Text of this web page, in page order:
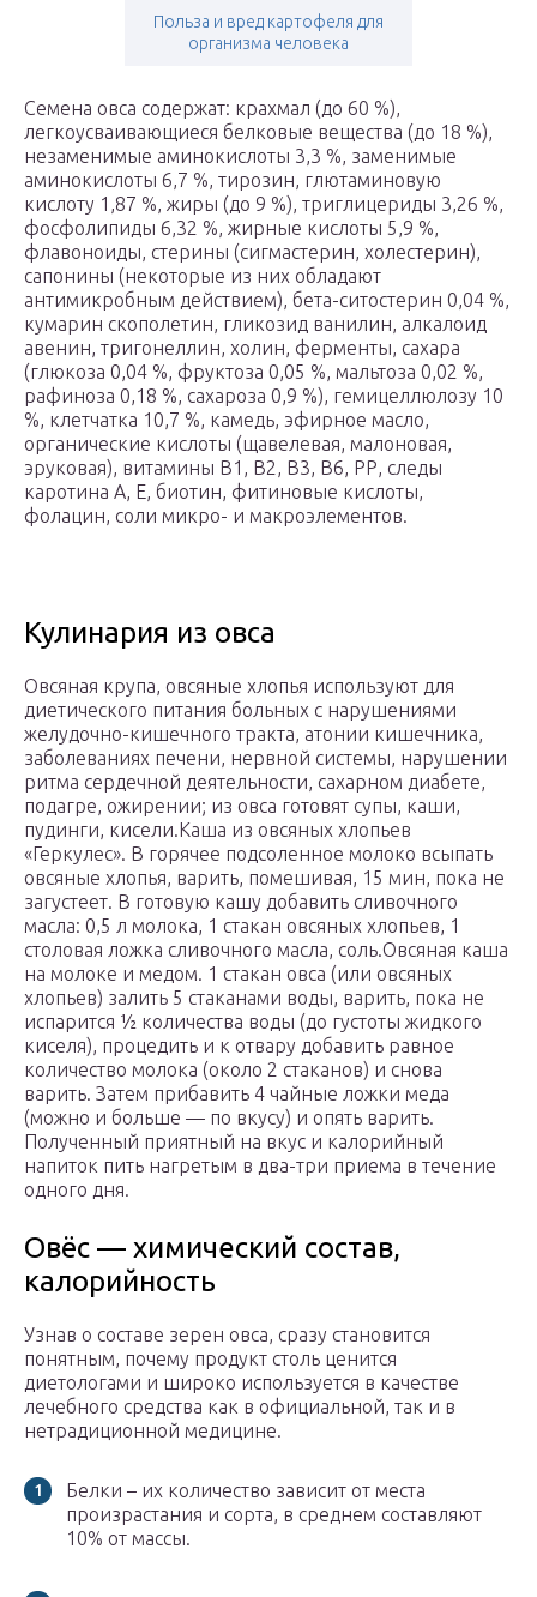
Польза и вред картофеля для
организма человека
Семена овса содержат: крахмал (до 60 %),
легкоусваивающиеся белковые вещества (до 18 %),
незаменимые аминокислоты 3,3 %, заменимые
аминокислоты 6,7 %, тирозин, глютаминовую
кислоту 1,87 %, жиры (до 9 %), триглицериды 3,26 %,
фосфолипиды 6,32 %, жирные кислоты 5,9 %,
флавоноиды, стерины (сигмастерин, холестерин),
сапонины (некоторые из них обладают
антимикробным действием), бета-ситостерин 0,04 %,
кумарин скополетин, гликозид ванилин, алкалоид
авенин, тригонеллин, холин, ферменты, сахара
(глюкоза 0,04 %, фруктоза 0,05 %, мальтоза 0,02 %,
рафиноза 0,18 %, сахароза 0,9 %), гемицеллюлозу 10
%, клетчатка 10,7 %, камедь, эфирное масло,
органические кислоты (щавелевая, малоновая,
эруковая), витамины В1, В2, В3, В6, РР, следы
каротина А, Е, биотин, фитиновые кислоты,
фолацин, соли микро- и макроэлементов.
Кулинария из овса
Овсяная крупа, овсяные хлопья используют для
диетического питания больных с нарушениями
желудочно-кишечного тракта, атонии кишечника,
заболеваниях печени, нервной системы, нарушении
ритма сердечной деятельности, сахарном диабете,
подагре, ожирении; из овса готовят супы, каши,
пудинги, кисели.Каша из овсяных хлопьев
«Геркулес». В горячее подсоленное молоко всыпать
овсяные хлопья, варить, помешивая, 15 мин, пока не
загустеет. В готовую кашу добавить сливочного
масла: 0,5 л молока, 1 стакан овсяных хлопьев, 1
столовая ложка сливочного масла, соль.Овсяная каша
на молоке и медом. 1 стакан овса (или овсяных
хлопьев) залить 5 стаканами воды, варить, пока не
испарится ½ количества воды (до густоты жидкого
киселя), процедить и к отвару добавить равное
количество молока (около 2 стаканов) и снова
варить. Затем прибавить 4 чайные ложки меда
(можно и больше — по вкусу) и опять варить.
Полученный приятный на вкус и калорийный
напиток пить нагретым в два-три приема в течение
одного дня.
Овёс — химический состав,
калорийность
Узнав о составе зерен овса, сразу становится
понятным, почему продукт столь ценится
диетологами и широко используется в качестве
лечебного средства как в официальной, так и в
нетрадиционной медицине.
Белки – их количество зависит от места
произрастания и сорта, в среднем составляют
10% от массы.